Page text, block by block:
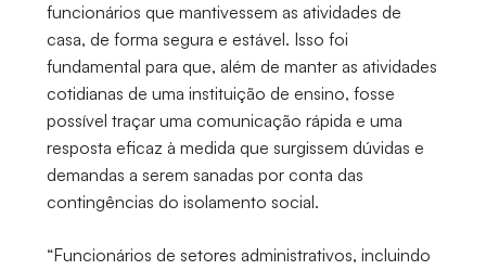
funcionários que mantivessem as atividades de
casa, de forma segura e estável. Isso foi
fundamental para que, além de manter as atividades
cotidianas de uma instituição de ensino, fosse
possível traçar uma comunicação rápida e uma
resposta eficaz à medida que surgissem dúvidas e
demandas a serem sanadas por conta das
contingências do isolamento social.
“Funcionários de setores administrativos, incluindo